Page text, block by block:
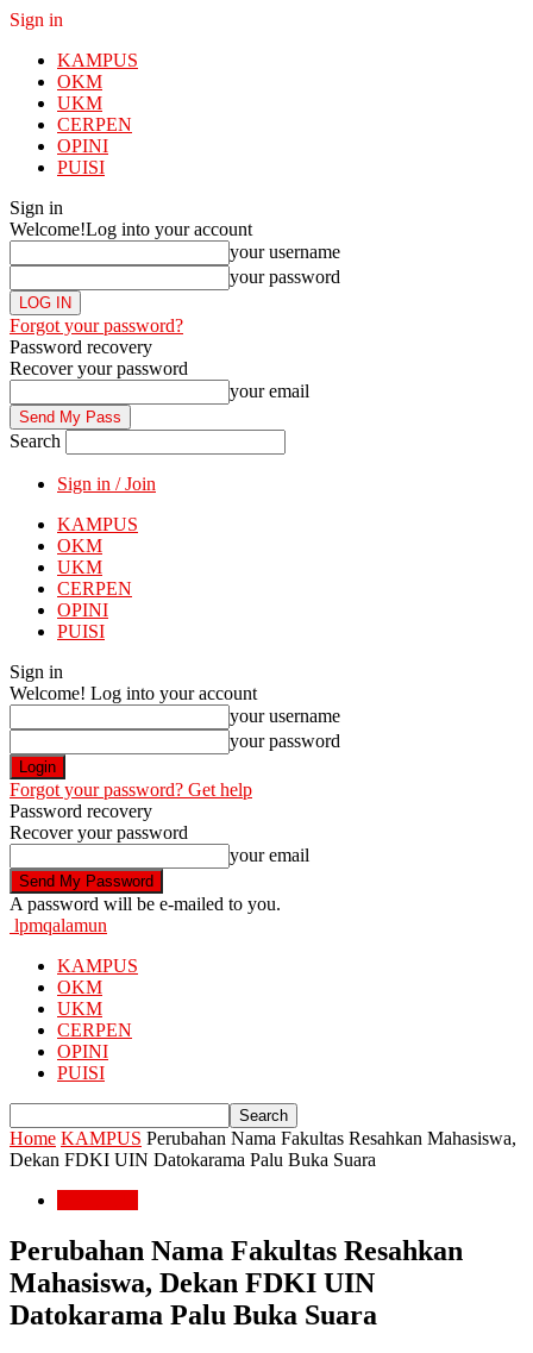
Sign in
KAMPUS
OKM
UKM
CERPEN
OPINI
PUISI
Sign in
Welcome!Log into your account
your username
your password
Forgot your password?
Password recovery
Recover your password
your email
Search
Sign in / Join
KAMPUS
OKM
UKM
CERPEN
OPINI
PUISI
Sign in
Welcome! Log into your account
your username
your password
Forgot your password? Get help
Password recovery
Recover your password
your email
A password will be e-mailed to you.
lpmqalamun
KAMPUS
OKM
UKM
CERPEN
OPINI
PUISI
Home KAMPUS Perubahan Nama Fakultas Resahkan Mahasiswa,
Dekan FDKI UIN Datokarama Palu Buka Suara
Perubahan Nama Fakultas Resahkan
Mahasiswa, Dekan FDKI UIN
Datokarama Palu Buka Suara